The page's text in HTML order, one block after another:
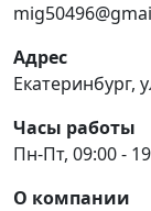
Адрес
Екатеринбург,
Часы работы
Пн-Пт, 09:00 -
О компании